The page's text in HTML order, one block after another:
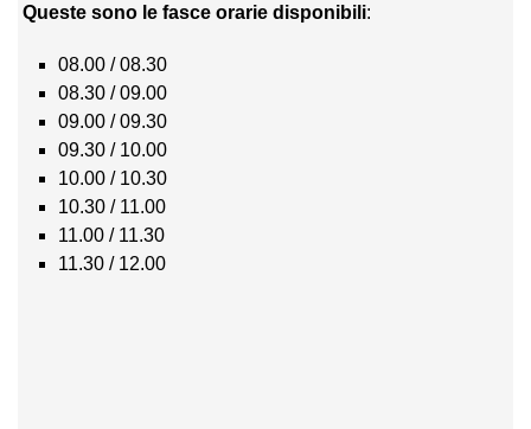
Queste sono le fasce orarie disponibili:
08.00 / 08.30
08.30 / 09.00
09.00 / 09.30
09.30 / 10.00
10.00 / 10.30
10.30 / 11.00
11.00 / 11.30
11.30 / 12.00